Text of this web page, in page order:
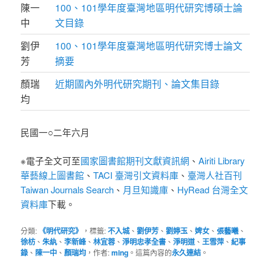
陳一
中
100、101學年度臺灣地區明代研究博碩士論
文目錄
劉伊
芳
100、101學年度臺灣地區明代研究博士論文
摘要
顏瑞
均
近期國內外明代研究期刊、論文集目錄
民國一○二年六月
※電子全文可至國家圖書館期刊文獻資訊網 、Airiti Library
華藝線上圖書館 、TACI 臺灣引文資料庫 、 臺灣人社百刊
Taiwan Journals Search 、 月旦知識庫 、 HyRead 台灣全文
資料庫下載。
分類: 《明代研究》 ，標籤:不入城、劉伊芳 、劉婷玉 、婢女 、張藝曦、
徐枋、朱紈、李新峰、林宜蓉、淨明忠孝全書 、淨明道 、王雪萍、紀事
錄、 陳一中 、顏瑞均 ，作者:ming 。這篇內容的永久連結。